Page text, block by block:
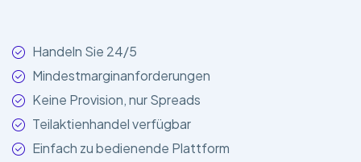
Handeln Sie 24/5
Mindestmarginanforderungen
Keine Provision, nur Spreads
Teilaktienhandel verfügbar
Einfach zu bedienende Plattform